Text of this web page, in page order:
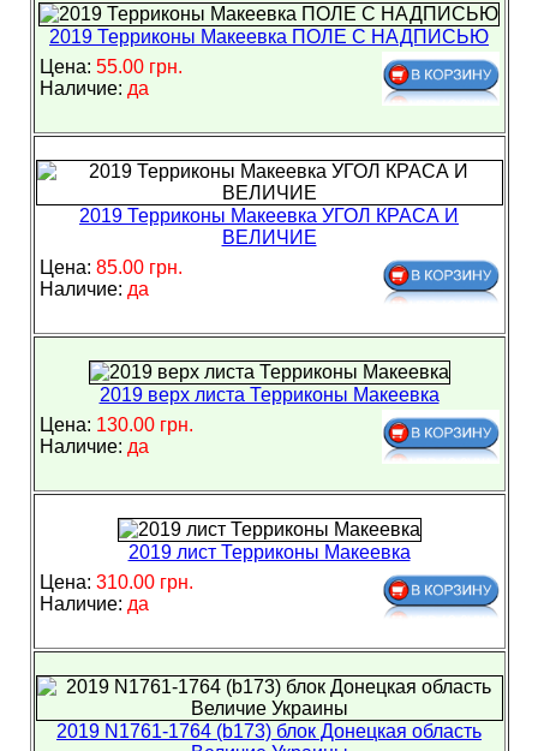
2019 Терриконы Макеевка ПОЛЕ С НАДПИСЬЮ
Цена: 55.00 грн.
Наличие: да
2019 Терриконы Макеевка УГОЛ КРАСА И
ВЕЛИЧИЕ
Цена: 85.00 грн.
Наличие: да
2019 верх листа Терриконы Макеевка
Цена: 130.00 грн.
Наличие: да
2019 лист Терриконы Макеевка
Цена: 310.00 грн.
Наличие: да
2019 N1761-1764 (b173) блок Донецкая область